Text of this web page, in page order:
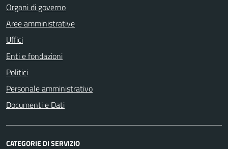
Organi di governo
Aree amministrative
Uffici
Enti e fondazioni
Politici
Personale amministrativo
Documenti e Dati
CATEGORIE DI SERVIZIO